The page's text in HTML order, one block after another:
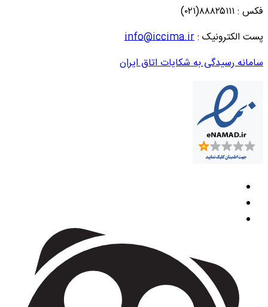
فکس : ۸۸۸۲۵۱۱۱(۰۲۱)
پست الکترونیک :info@iccima.ir
سامانه رسیدگی به شکایات اتاق ایران